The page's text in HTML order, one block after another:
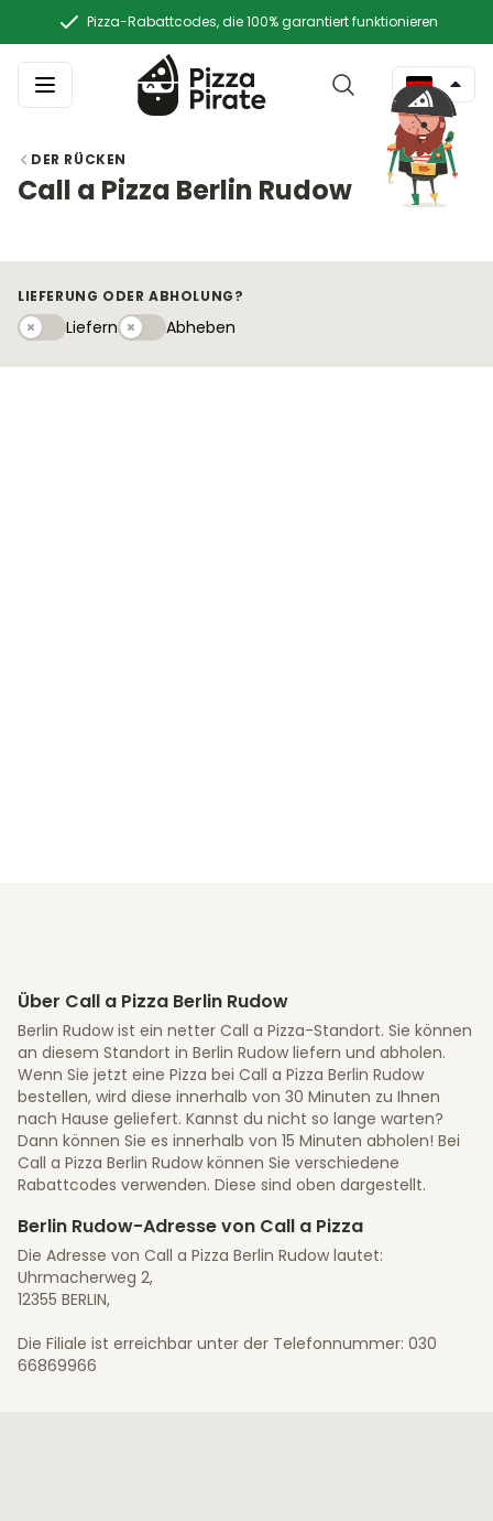
Pizza-Rabattcodes, die 100% garantiert funktionieren
DER RÜCKEN
Call a Pizza Berlin Rudow
LIEFERUNG ODER ABHOLUNG?
LiefernLiefernAbhebeny
Abheben
Über Call a Pizza Berlin Rudow
Berlin Rudow ist ein netter Call a Pizza-Standort. Sie können
an diesem Standort in Berlin Rudow liefern und abholen.
Wenn Sie jetzt eine Pizza bei Call a Pizza Berlin Rudow
bestellen, wird diese innerhalb von 30 Minuten zu Ihnen
nach Hause geliefert. Kannst du nicht so lange warten?
Dann können Sie es innerhalb von 15 Minuten abholen! Bei
Call a Pizza Berlin Rudow können Sie verschiedene
Rabattcodes verwenden. Diese sind oben dargestellt.
Berlin Rudow-Adresse von Call a Pizza
Die Adresse von Call a Pizza Berlin Rudow lautet:
Uhrmacherweg 2,
12355 BERLIN,
Die Filiale ist erreichbar unter der Telefonnummer: 030
66869966